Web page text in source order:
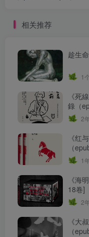
相关推荐
趁生
1
《死
錄（
2
《红
（
1
《海
18卷]
2
《大
（